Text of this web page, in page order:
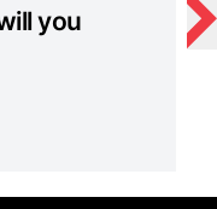
you